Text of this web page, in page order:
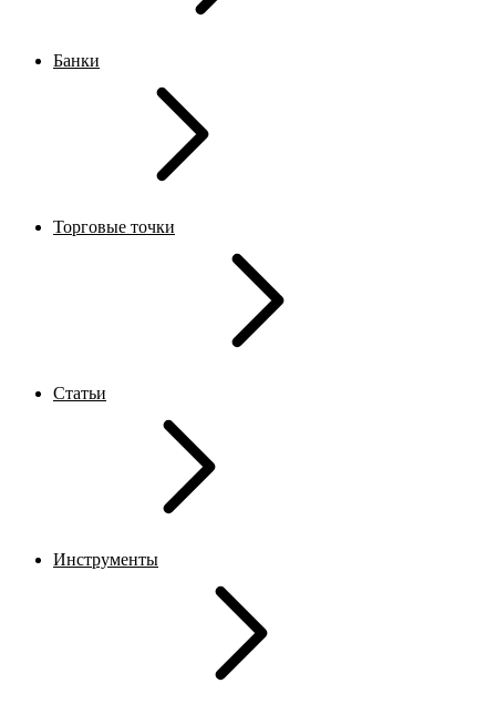
Банки
Торговые точки
Статьи
Инструменты